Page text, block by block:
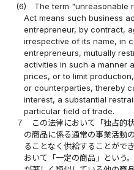
(6)
The term "unreasonable
Act means such business
entrepreneur, by contract,
irrespective of its name, in
entrepreneurs, mutually
activities in such a manner
prices, or to limit
or counterparties, thereby
interest, a substantial
particular field of trade.
７
この法律において「独占的
の商品に係る通常の事業活動
ることなく供給することがで
おいて「一定の商品」という